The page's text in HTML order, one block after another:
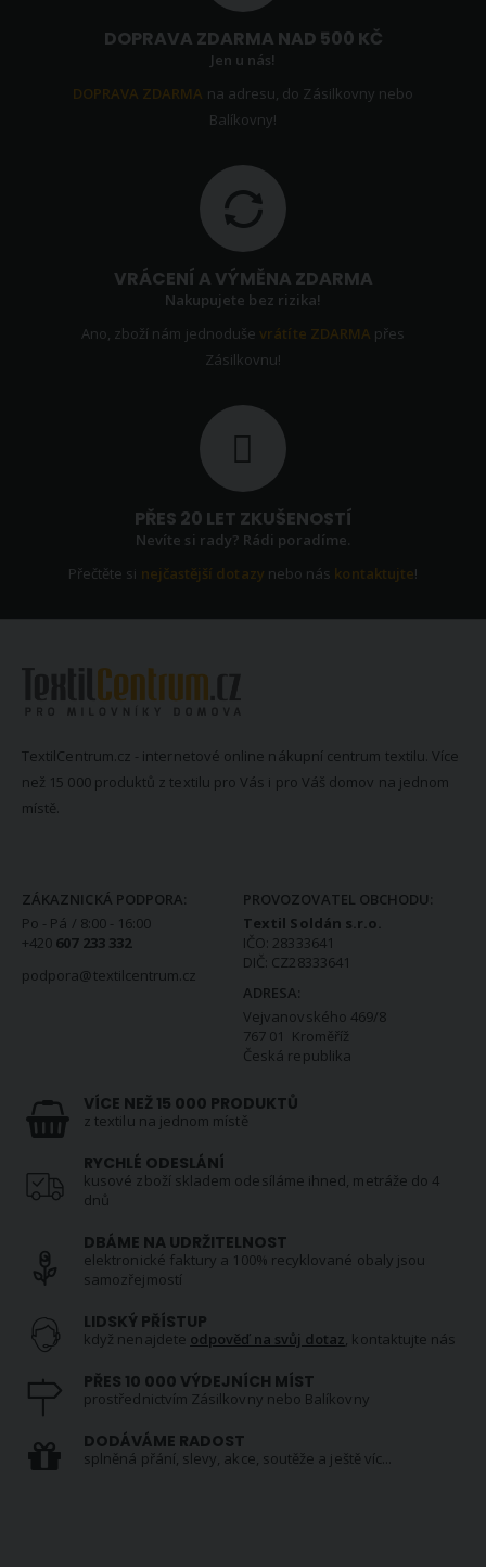
DOPRAVA ZDARMA NAD 500 KČ
Jen u nás!
DOPRAVA ZDARMA na adresu, do Zásilkovny nebo
Balíkovny!
VRÁCENÍ A VÝMĚNA ZDARMA
Nakupujete bez rizika!
Ano, zboží nám jednoduševrátíte ZDARMA přes
Zásilkovnu!
PŘES 20 LET ZKUŠENOSTÍ
Nevíte si rady? Rádi poradíme.
Přečtěte si nejčastější dotazy nebo nás kontaktujte!
TextilCentrum.cz - internetové online nákupní centrum textilu. Více
než 15 000 produktů z textilu pro Vás i pro Váš domov na jednom
místě.
ZÁKAZNICKÁ PODPORA:
Po - Pá / 8:00 - 16:00
+420 607 233 332
podpora@textilcentrum.cz
PROVOZOVATEL OBCHODU:
Textil Soldán s.r.o.
IČO: 28333641
DIČ: CZ28333641
ADRESA:
Vejvanovského 469/8
767 01 Kroměříž
Česká republika
VÍCE NEŽ 15 000 PRODUKTŮ
z textilu na jednom místě
RYCHLÉ ODESLÁNÍ
kusové zboží skladem odesíláme ihned, metráže do 4
dnů
DBÁME NA UDRŽITELNOST
elektronické faktury a 100% recyklované obaly jsou
samozřejmostí
LIDSKÝ PŘÍSTUP
když nenajdete odpověď na svůj dotaz , kontaktujte nás
PŘES 10 000 VÝDEJNÍCH MÍST
prostřednictvím Zásilkovny nebo Balíkovny
DODÁVÁME RADOST
splněná přání, slevy, akce, soutěže a ještě víc...